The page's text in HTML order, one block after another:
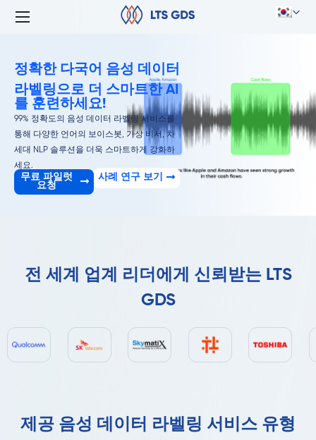
정확한 다국어 음성 데이터
라벨링으로 더 스마트한 AI
를 훈련하세요!
99% 정확도의 음성 데이터 라벨링 서비스를
통해 다양한 언어의 보이스봇, 가상 비서, 차
세대 NLP 솔루션을 더욱 스마트하게 강화하
세요.
무료 파일럿
요청
사례 연구 보기
전 세계 업계 리더에게 신뢰받는 LTS
GDS
제공 음성 데이터 라벨링 서비스 유형